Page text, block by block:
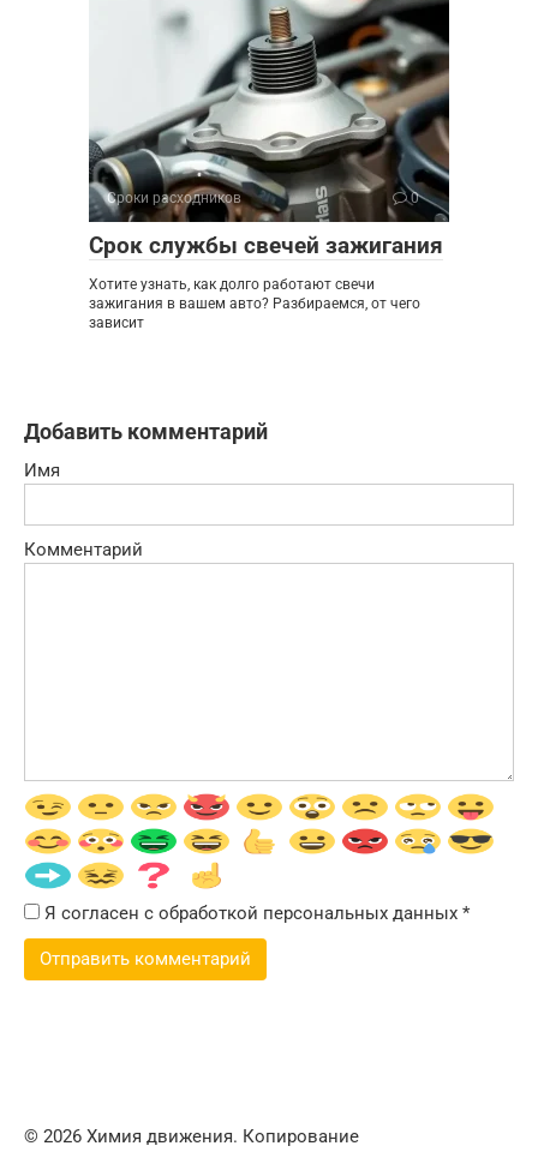
Сроки расходников 0
Срок службы свечей зажигания
Хотите узнать, как долго работают свечи
зажигания в вашем авто? Разбираемся, от чего
зависит
Добавить комментарий
Имя
Комментарий
Я согласен с обработкой персональных данных *
© 2026 Химия движения. Копирование